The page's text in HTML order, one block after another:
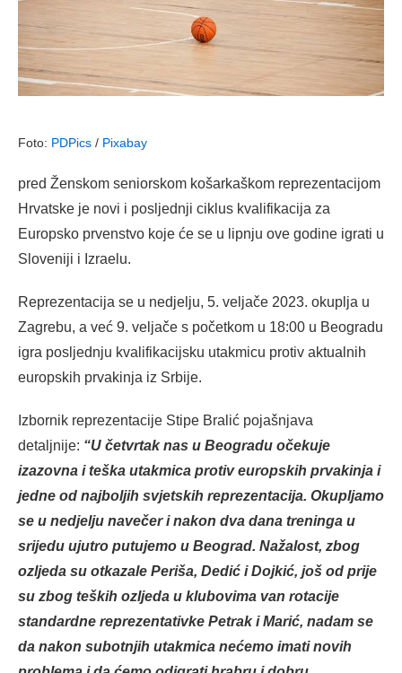
Foto: PDPics / Pixabay
pred Ženskom seniorskom košarkaškom reprezentacijom
Hrvatske je novi i posljednji ciklus kvalifikacija za
Europsko prvenstvo koje će se u lipnju ove godine igrati u
Sloveniji i Izraelu.
Reprezentacija se u nedjelju, 5. veljače 2023. okuplja u
Zagrebu, a već 9. veljače s početkom u 18:00 u Beogradu
igra posljednju kvalifikacijsku utakmicu protiv aktualnih
europskih prvakinja iz Srbije.
Izbornik reprezentacije Stipe Bralić pojašnjava
detaljnije: “U četvrtak nas u Beogradu očekuje
izazovna i teška utakmica protiv europskih prvakinja i
jedne od najboljih svjetskih reprezentacija. Okupljamo
se u nedjelju navečer i nakon dva dana treninga u
srijedu ujutro putujemo u Beograd. Nažalost, zbog
ozljeda su otkazale Periša, Dedić i Dojkić, još od prije
su zbog teških ozljeda u klubovima van rotacije
standardne reprezentativke Petrak i Marić, nadam se
da nakon subotnjih utakmica nećemo imati novih